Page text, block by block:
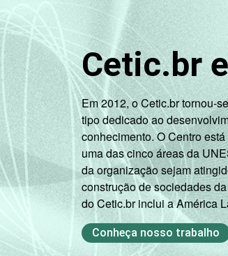
Cetic.br
Em 2012, o Cetic.br tornou-
tipo dedicado ao
conhecimento. O Centro
uma das cinco áreas da
da organização sejam
construção de sociedades
do Cetic.br inclui a América
Conheça nosso trabalho